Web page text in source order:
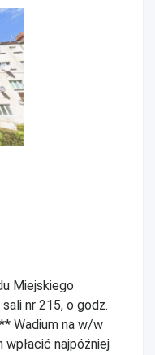
Miejskiego
nr 215, o godz.
Wadium na w/w
najpóźniej